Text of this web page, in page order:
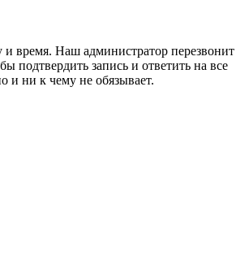
время. Наш администратор перезвонит
подтвердить запись и ответить на все
и ни к чему не обязывает.